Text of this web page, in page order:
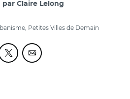
par Claire Lelong
Petites Villes de Demain
page sur Facebook
cette page sur Linkedin
Partager cette page sur Twitter
Partager cette page sur